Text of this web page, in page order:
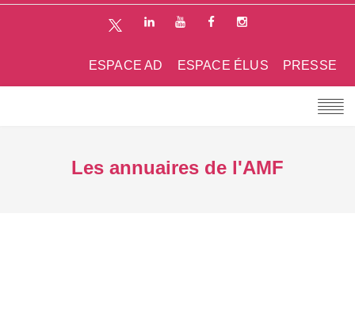
PRESSE
ESPACE ÉLUS
ESPACE AD
Les annuaires de l'AMF